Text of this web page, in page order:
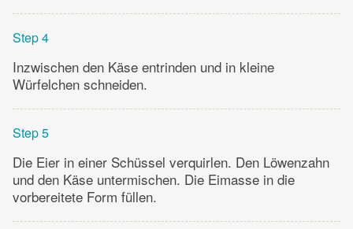
Step 4
Inzwischen den Käse entrinden und in kleine
Würfelchen schneiden.
Step 5
Die Eier in einer Schüssel verquirlen. Den Löwenzahn
und den Käse untermischen. Die Eimasse in die
vorbereitete Form füllen.